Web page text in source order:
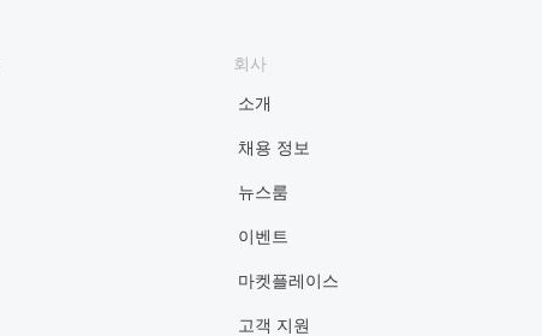
회사
소개
채용 정보
뉴스룸
이벤트
마켓플레이스
고객 지원